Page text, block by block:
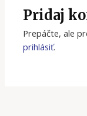
Pridaj
Prepáčte, ale
prihlásiť.